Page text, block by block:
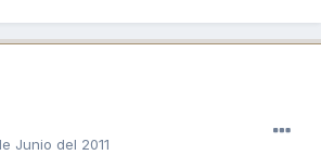
Junio del 2011